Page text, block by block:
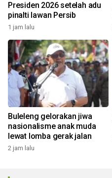
Presiden 2026 setelah adu
pinalti lawan Persib
1 jam lalu
Buleleng gelorakan jiwa
nasionalisme anak muda
lewat lomba gerak jalan
2 jam lalu